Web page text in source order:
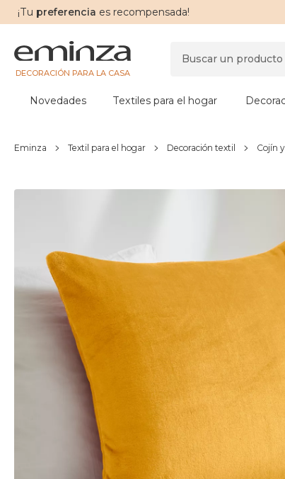
¡Tu preferencia es recompensada!
DECORACIÓN PARA LA CASA
Novedades Textiles para el hogar
Eminza Textil para el hogar Decoración textil Cojín